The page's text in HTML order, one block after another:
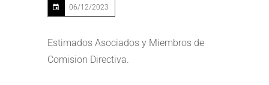
06/12/2023
Estimados Asociados y Miembros de
Comision Directiva.